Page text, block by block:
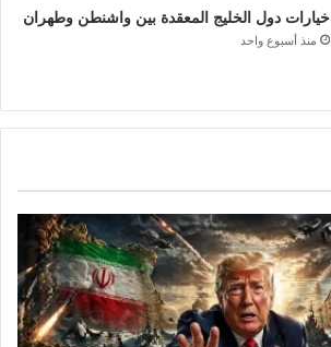
خيارات دول الخليج المعقدة بين واشنطن وطهران
منذ أسبوع واحد